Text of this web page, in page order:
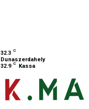
32.3 C
Dunaszerdahely
32.9 C Kassa